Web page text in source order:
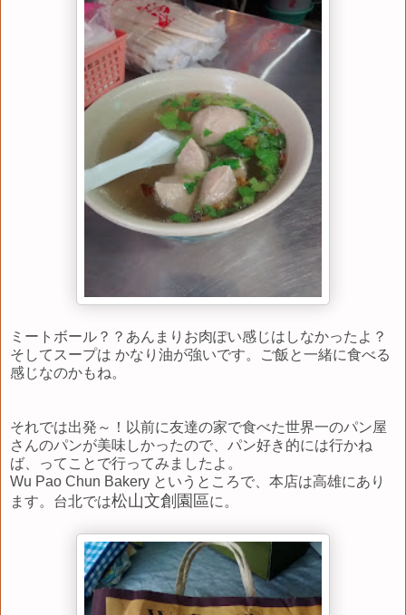
ミートボール？？あんまりお肉ぽい感じはしなかったよ？
そしてスープは かなり油が強いです。ご飯と一緒に食べる
感じなのかもね。
それでは出発～！以前に友達の家で食べた世界一のパン屋
さんのパンが美味しかったので、パン好き的には行かね
ば、ってことで行ってみましたよ。
Wu Pao Chun Bakery というところで、本店は高雄にあり
ます。台北では松山文創園區に。